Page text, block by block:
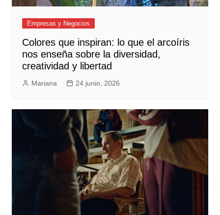
Empresas y Negocios
Colores que inspiran: lo que el arcoíris
nos enseña sobre la diversidad,
creatividad y libertad
Mariana 24 junio, 2026